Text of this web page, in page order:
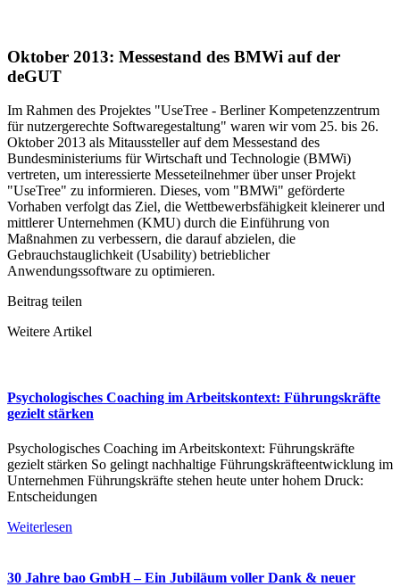
Oktober 2013: Messestand des BMWi auf der
deGUT
Im Rahmen des Projektes "UseTree - Berliner Kompetenzzentrum
für nutzergerechte Softwaregestaltung" waren wir vom 25. bis 26.
Oktober 2013 als Mitaussteller auf dem Messestand des
Bundesministeriums für Wirtschaft und Technologie (BMWi)
vertreten, um interessierte Messeteilnehmer über unser Projekt
"UseTree" zu informieren. Dieses, vom "BMWi" geförderte
Vorhaben verfolgt das Ziel, die Wettbewerbsfähigkeit kleinerer und
mittlerer Unternehmen (KMU) durch die Einführung von
Maßnahmen zu verbessern, die darauf abzielen, die
Gebrauchstauglichkeit (Usability) betrieblicher
Anwendungssoftware zu optimieren.
Beitrag teilen
Weitere Artikel
Psychologisches Coaching im Arbeitskontext: Führungskräfte
gezielt stärken
Psychologisches Coaching im Arbeitskontext: Führungskräfte
gezielt stärken So gelingt nachhaltige Führungskräfteentwicklung im
Unternehmen Führungskräfte stehen heute unter hohem Druck:
Entscheidungen
Weiterlesen
30 Jahre bao GmbH – Ein Jubiläum voller Dank & neuer